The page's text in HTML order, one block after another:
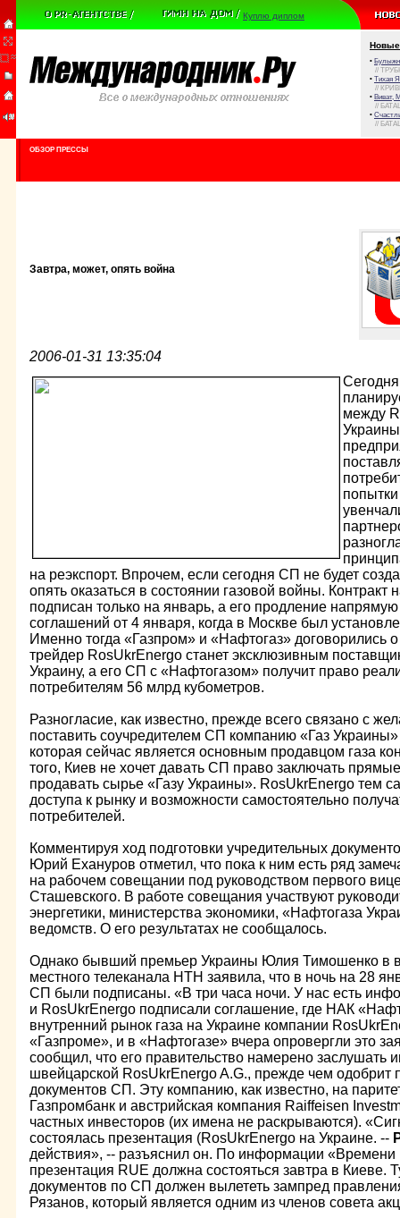
Куплю диплом
Новые
•
//
• Тихая
//
• Виват,
//
•
//
ОБЗОР ПРЕССЫ
Завтра, может, опять война
2006-01-31 13:35:04
между
на реэкспорт. Впрочем, если сегодня СП не будет
опять оказаться в состоянии газовой войны. Контракт
подписан только на январь, а его продление
соглашений от 4 января, когда в Москве был
Именно тогда «Газпром» и «Нафтогаз» договорились
трейдер RosUkrEnergo станет эксклюзивным
Украину, а его СП с «Нафтогазом» получит право
потребителям 56 млрд кубометров.
Разногласие, как известно, прежде всего связано с
поставить соучредителем СП компанию «Газ
которая сейчас является основным продавцом газа
того, Киев не хочет давать СП право заключать
продавать сырье «Газу Украины». RosUkrEnergo тем
доступа к рынку и возможности самостоятельно
потребителей.
Комментируя ход подготовки учредительных
Юрий Ехануров отметил, что пока к ним есть ряд
на рабочем совещании под руководством первого
Сташевского. В работе совещания участвуют
энергетики, министерства экономики, «Нафтогаза
ведомств. О его результатах не сообщалось.
Однако бывший премьер Украины Юлия Тимошенко в
местного телеканала НТН заявила, что в ночь на 28
СП были подписаны. «В три часа ночи. У нас есть
и RosUkrEnergo подписали соглашение, где НАК
внутренний рынок газа на Украине компании
«Газпроме», и в «Нафтогазе» вчера опровергли это
сообщил, что его правительство намерено заслушать
швейцарской RosUkrEnergo A.G., прежде чем одобрит
документов СП. Эту компанию, как известно, на
Газпромбанк и австрийская компания Raiffeisen
частных инвесторов (их имена не раскрываются).
состоялась презентация (RosUkrEnergo на Украине. --
действия», -- разъяснил он. По информации «Времени
презентация RUE должна состояться завтра в Киеве.
документов по СП должен вылететь зампред
Рязанов, который является одним из членов совета